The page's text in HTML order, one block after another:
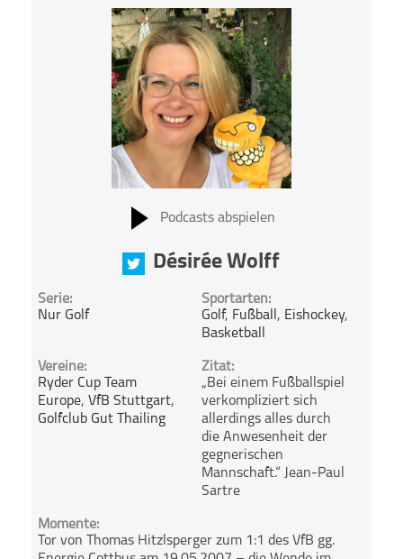
Podcasts abspielen
Désirée Wolff
Serie:
Nur Golf
Sportarten:
Golf, Fußball , Eishockey,
Basketball
Vereine:
Ryder Cup Team
Europe,VfB Stuttgart,
Golfclub Gut Thailing
Zitat:
„Bei einem Fußballspiel
verkompliziert sich
allerdings alles durch
die Anwesenheit der
gegnerischen
Mannschaft.“ Jean-Paul
Sartre
Momente:
Tor von Thomas Hitzlsperger zum 1:1 des VfB gg.